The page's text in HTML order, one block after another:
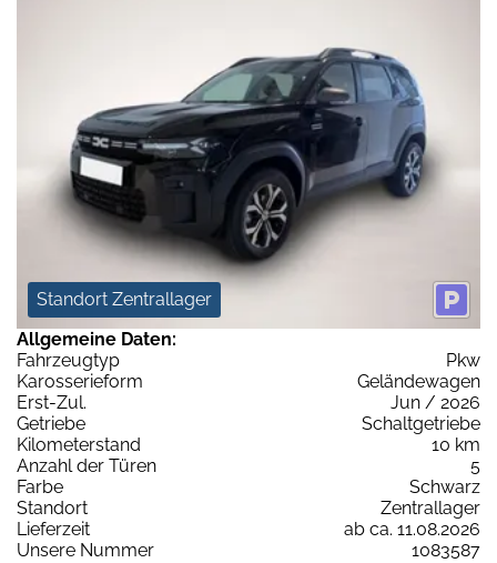
Standort Zentrallager
Allgemeine Daten:
Fahrzeugtyp
Pkw
Karosserieform
Geländewagen
Erst-Zul.
Jun / 2026
Getriebe
Schaltgetriebe
Kilometerstand
10 km
Anzahl der Türen
5
Farbe
Schwarz
Standort
Zentrallager
Lieferzeit
ab ca. 11.08.2026
Unsere Nummer
1083587